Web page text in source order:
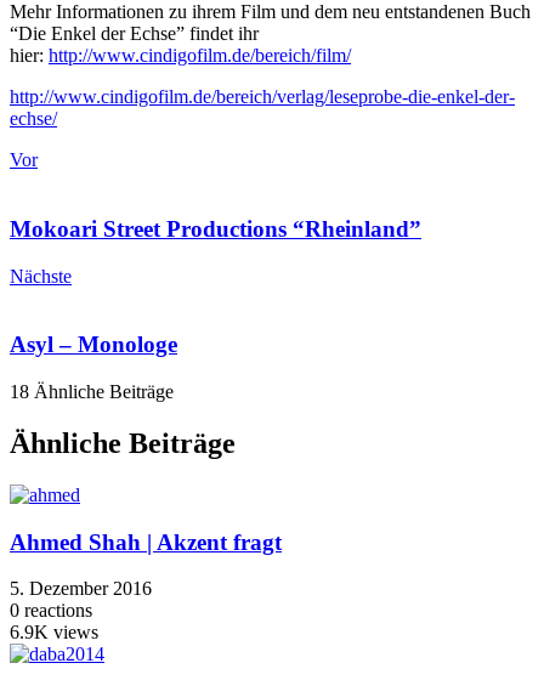
Mehr Informationen zu ihrem Film und dem neu entstandenen Buch
“Die Enkel der Echse” findet ihr
hier: http://www.cindigofilm.de/bereich/film/
http://www.cindigofilm.de/bereich/verlag/leseprobe-die-enkel-der-
echse/
Vor
Mokoari Street Productions “Rheinland”
Nächste
Asyl – Monologe
18 Ähnliche Beiträge
Ähnliche Beiträge
Ahmed Shah | Akzent fragt
5. Dezember 2016
0 reactions
6.9K views